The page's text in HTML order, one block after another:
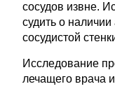
сосудов извне.
судить о
сосудистой
Исследование
лечащего врача